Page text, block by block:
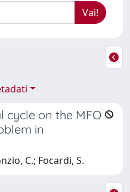
cycle on the MFO
in
C.; Focardi, S.